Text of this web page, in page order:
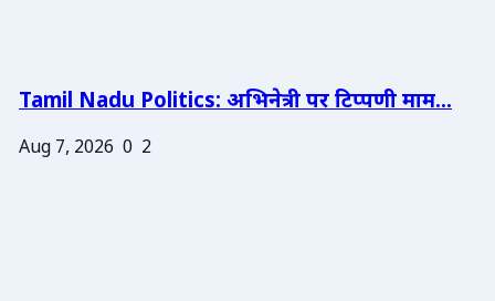
Tamil Nadu Politics: अभिनेत्री पर टिप्पणी माम...
Aug 7, 2026 0 2